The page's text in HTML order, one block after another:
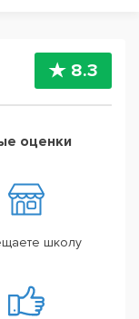
8.3
оценки
школу